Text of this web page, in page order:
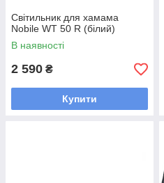
Світильник для хамама
Nobile WT 50 R (білий)
В наявності
2 590 ₴
Купити